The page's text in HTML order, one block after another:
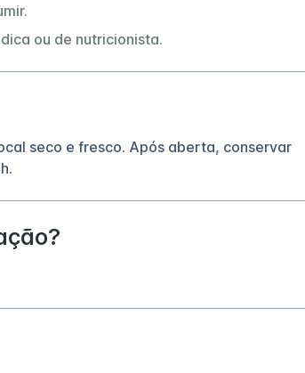
ou de nutricionista.
seco e fresco. Após aberta, conservar